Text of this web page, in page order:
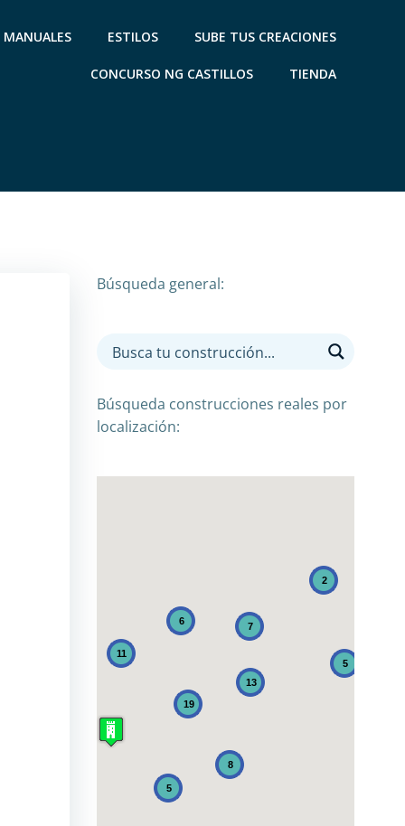
MANUALES ESTILOS SUBE TUS CREACIONES
CONCURSO NG CASTILLOS TIENDA
Búsqueda general:
Búsqueda construcciones reales por
localización:
19
5
8
5
11
13
6
2
7